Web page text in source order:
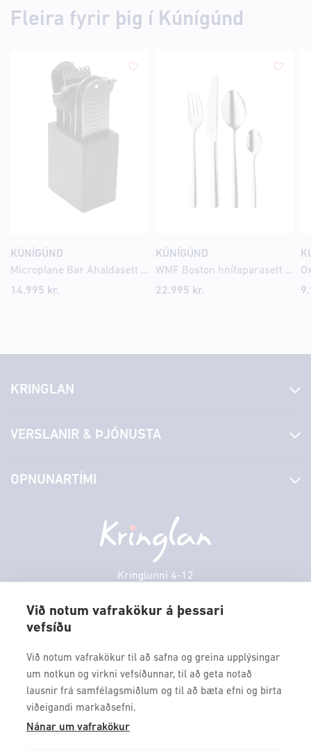
Við notum vafrakökur á þessari
vefsíðu
Við notum vafrakökur til að safna og greina upplýsingar
um notkun og virkni vefsíðunnar, til að geta notað
lausnir frá samfélagsmiðlum og til að bæta efni og birta
viðeigandi markaðsefni.
Nánar um vafrakökur
Fleira fyrir þig í Kúnígúnd
KÚNÍGÚND
Microplane Bar Áhaldasett Svart
14.995 kr.
KÚNÍGÚND
WMF Boston hnífaparasett 24 stk fyrir 6 manns
22.995 kr.
Kringlunni 4-12
kringlan@kringlan.is
KRINGLAN
Laus störf
Hafðu samband
Persónuverndarstefna
VERSLANIR & ÞJÓNUSTA
Borgarbókasafn
Borgarleikhúsið
Ævintýraland
OPNUNARTÍMI
Miðvikudagur
VERTU MEÐ
Fáðu forskot á dagskrána okkar og sértilboð með því að skrá